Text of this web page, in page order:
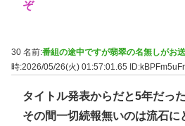
ぞ
30 名前:番組の途中ですが翡翠の名無しがお
時:2026/05/26(火) 01:57:01.65 ID:kBPFm5uFr
タイトル発表からだと5年だっ
その間一切続報無いのは流石に